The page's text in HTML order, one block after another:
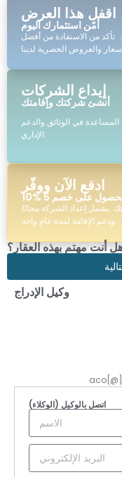
اقفل هذا العرض
أمّن استثمارك اليوم
الشروط الحالية مع وديعة قدرها ١٠٠٠ €. تأكد من الاستفادة من أفضل
إيداع الشركات
أنشئ شركتك وإقامتك
في الوثائق والدعم
الإداري.
ادفع الآن ووفّر
خصم ٥٪ على ممتلكاتك. يشمل إعداد الشركة مجانًا
ودعم الإقامة لمدة عام واحد.
أنت مهتم بهذه العقار؟
وكيل الإدراج
اتصل بالوكيل (الوكلاء)